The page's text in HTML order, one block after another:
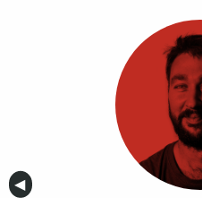
Anterior
◀︎